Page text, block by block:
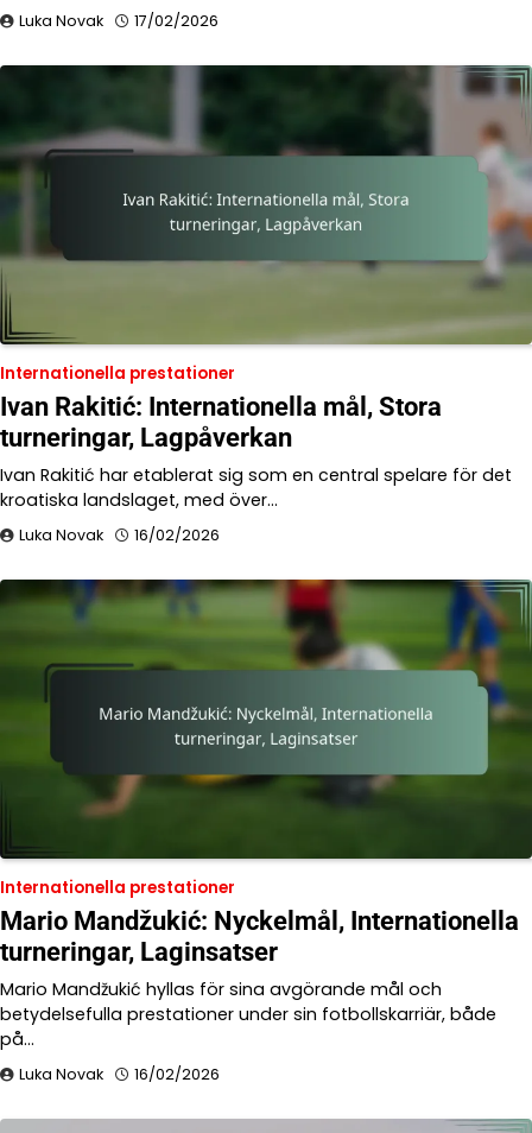
Luka Novak 17/02/2026
Internationella prestationer
Ivan Rakitić: Internationella mål, Stora
turneringar, Lagpåverkan
Ivan Rakitić har etablerat sig som en central spelare för det
kroatiska landslaget, med över…
Luka Novak 16/02/2026
Internationella prestationer
Mario Mandžukić: Nyckelmål, Internationella
turneringar, Laginsatser
Mario Mandžukić hyllas för sina avgörande mål och
betydelsefulla prestationer under sin fotbollskarriär, både
på…
Luka Novak 16/02/2026